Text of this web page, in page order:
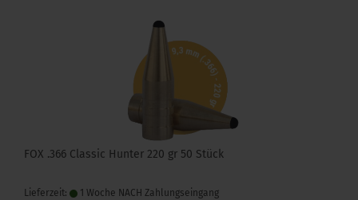
FOX .366 Classic Hunter 220 gr 50 Stück
Lieferzeit: 1 Woche NACH Zahlungseingang